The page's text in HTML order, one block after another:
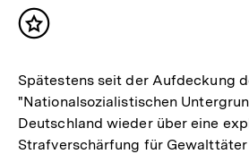
Inhalt
Spätestens seit der Aufdeckung
"Nationalsozialistischen
Deutschland wieder über eine
Strafverschärfung für